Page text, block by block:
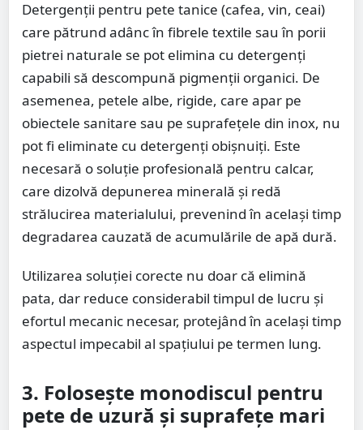
Detergenții pentru pete tanice (cafea, vin, ceai)
care pătrund adânc în fibrele textile sau în porii
pietrei naturale se pot elimina cu detergenți
capabili să descompună pigmenții organici. De
asemenea, petele albe, rigide, care apar pe
obiectele sanitare sau pe suprafețele din inox, nu
pot fi eliminate cu detergenți obișnuiți. Este
necesară o soluție profesională pentru calcar,
care dizolvă depunerea minerală și redă
strălucirea materialului, prevenind în același timp
degradarea cauzată de acumulările de apă dură.
Utilizarea soluției corecte nu doar că elimină
pata, dar reduce considerabil timpul de lucru și
efortul mecanic necesar, protejând în același timp
aspectul impecabil al spațiului pe termen lung.
3. Folosește monodiscul pentru
pete de uzură și suprafețe mari